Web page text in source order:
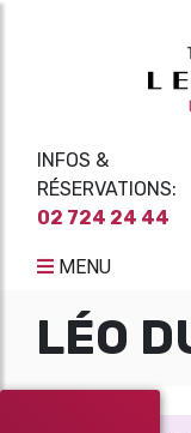
INFOS &
RÉSERVATIONS:
02 724 24 44
MENU
LÉO